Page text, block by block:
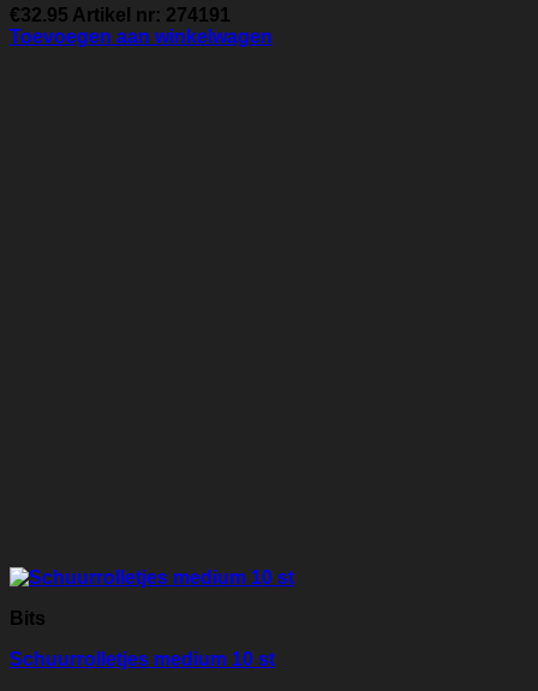
€32.95 Artikel nr: 274191
Toevoegen aan winkelwagen
Bits
Schuurrolletjes medium 10 st